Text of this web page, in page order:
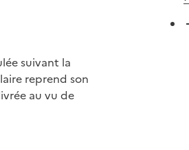
suivant la
reprend son
au vu de